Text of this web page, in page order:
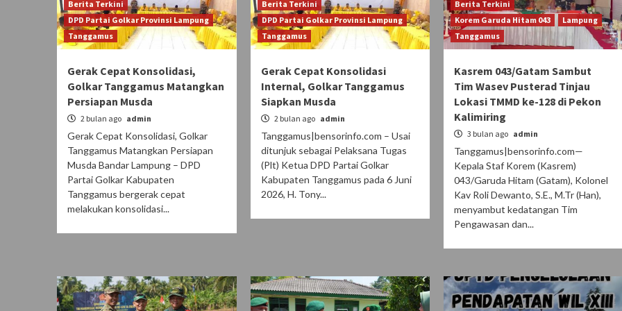
Berita Terkini
DPD Partai Golkar Provinsi Lampung
Tanggamus
Gerak Cepat Konsolidasi,
Golkar Tanggamus Matangkan
Persiapan Musda
2 bulan ago admin
Gerak Cepat Konsolidasi, Golkar
Tanggamus Matangkan Persiapan
Musda Bandar Lampung – DPD
Partai Golkar Kabupaten
Tanggamus bergerak cepat
melakukan konsolidasi...
Berita Terkini
DPD Partai Golkar Provinsi Lampung
Tanggamus
Gerak Cepat Konsolidasi
Internal, Golkar Tanggamus
Siapkan Musda
2 bulan ago admin
Tanggamus|bensorinfo.com – Usai
ditunjuk sebagai Pelaksana Tugas
(Plt) Ketua DPD Partai Golkar
Kabupaten Tanggamus pada 6 Juni
2026, H. Tony...
Berita Terkini
Korem Garuda Hitam 043
Lampung
Tanggamus
Kasrem 043/Gatam Sambut
Tim Wasev Pusterad Tinjau
Lokasi TMMD ke-128 di Pekon
Kalimiring
3 bulan ago admin
Tanggamus|bensorinfo.com—
Kepala Staf Korem (Kasrem)
043/Garuda Hitam (Gatam), Kolonel
Kav Roli Dewanto, S.E., M.Tr (Han),
menyambut kedatangan Tim
Pengawasan dan...